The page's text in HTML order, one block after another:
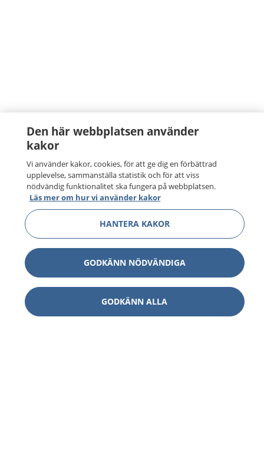
Den här webbplatsen använder
kakor
Vi använder kakor, cookies, för att ge dig en förbättrad
upplevelse, sammanställa statistik och för att viss
nödvändig funktionalitet ska fungera på webbplatsen.
Läs mer om hur vi använder kakor
HANTERA KAKOR
GODKÄNN NÖDVÄNDIGA
GODKÄNN ALLA